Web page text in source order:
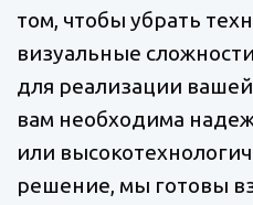
том, чтобы убрать
визуальные
для реализации
вам необходима
или
решение, мы готовы